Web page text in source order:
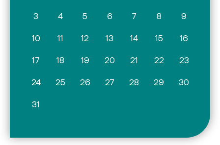
3
4 5 6 7 8
9
10
11 12 13 14 15
16
17
18 19 20 21 22
23
24
25 26 27 28 29
30
31